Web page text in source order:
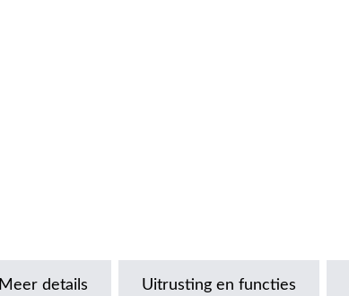
Meer details Uitrusting en functies